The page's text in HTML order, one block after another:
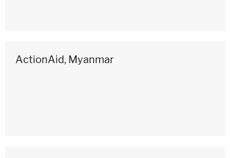
ActionAid, Myanmar